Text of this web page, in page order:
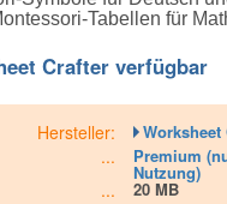
Tabellen für
Crafter verfügbar
Hersteller: Worksheet
... Premium
Nutzung)
... 20 MB